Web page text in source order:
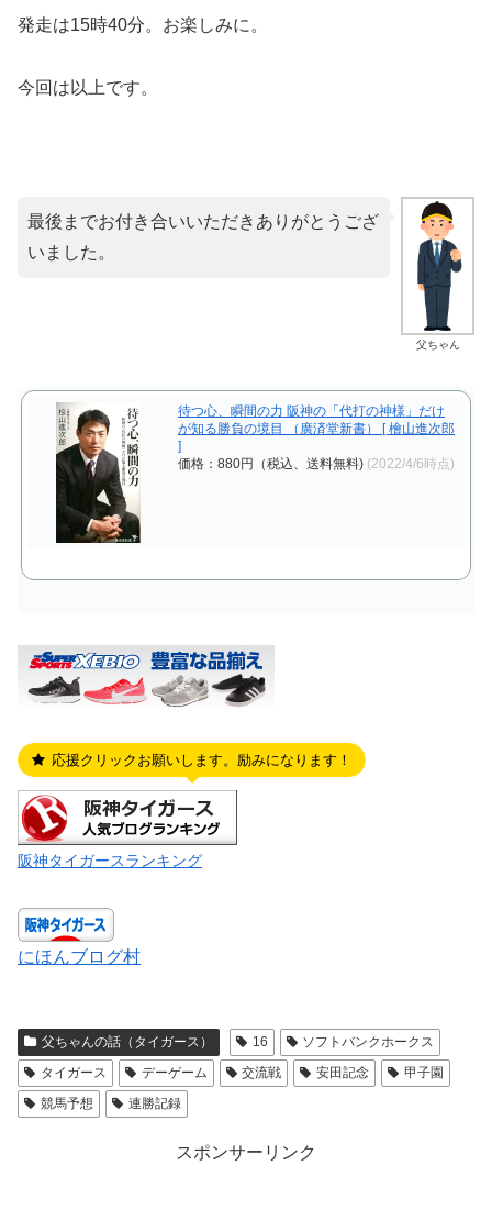
発走は15時40分。お楽しみに。
今回は以上です。
父ちゃん
最後までお付き合いいただきありがとうござ
いました。
待つ心、瞬間の力 阪神の「代打の神様」だけ
が知る勝負の境目 （廣済堂新書） [ 檜山進次郎
]
価格：880円（税込、送料無料) (2022/4/6時点)
応援クリックお願いします。励みになります！
阪神タイガースランキング
にほんブログ村
父ちゃんの話（タイガース） 16
ソフトバンクホークス
タイガース
デーゲーム 交流戦 安田記念
甲子園
競馬予想
連勝記録
スポンサーリンク